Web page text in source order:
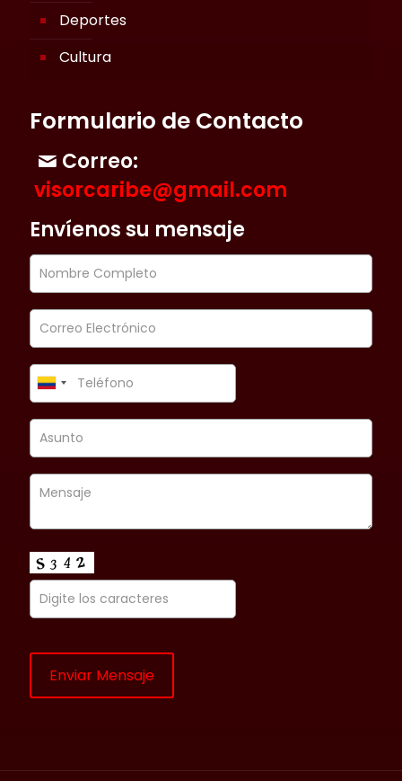
Deportes
Cultura
Formulario de Contacto
Correo:
visorcaribe@gmail.com
Envíenos su mensaje